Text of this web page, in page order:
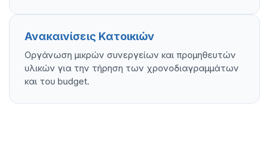
Ανακαινίσεις Κατοικιών
Οργάνωση μικρών συνεργείων και προμηθευτών
υλικών για την τήρηση των χρονοδιαγραμμάτων
και του budget.